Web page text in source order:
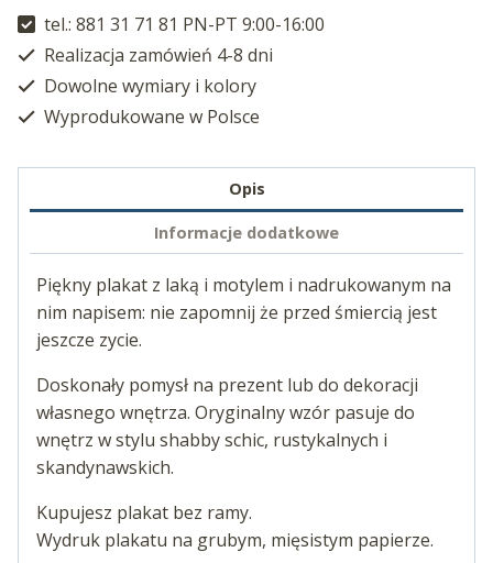
tel.: 881 31 71 81 PN-PT 9:00-16:00
Realizacja zamówień 4-8 dni
Dowolne wymiary i kolory
Wyprodukowane w Polsce
Opis
Informacje dodatkowe
Piękny plakat z laką i motylem i nadrukowanym na
nim napisem: nie zapomnij że przed śmiercią jest
jeszcze zycie.
Doskonały pomysł na prezent lub do dekoracji
własnego wnętrza. Oryginalny wzór pasuje do
wnętrz w stylu shabby schic, rustykalnych i
skandynawskich.
Kupujesz plakat bez ramy.
Wydruk plakatu na grubym, mięsistym papierze.